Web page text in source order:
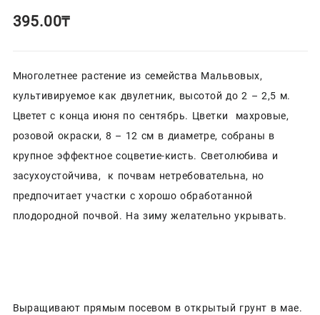
395.00₸
Многолетнее растение из семейства Мальвовых,
культивируемое как двулетник, высотой до 2 – 2,5 м.
Цветет с конца июня по сентябрь. Цветки махровые,
розовой окраски, 8 – 12 см в диаметре, собраны в
крупное эффектное соцветие-кисть. Светолюбива и
засухоустойчива, к почвам нетребовательна, но
предпочитает участки с хорошо обработанной
плодородной почвой. На зиму желательно укрывать.
Выращивают прямым посевом в открытый грунт в мае.